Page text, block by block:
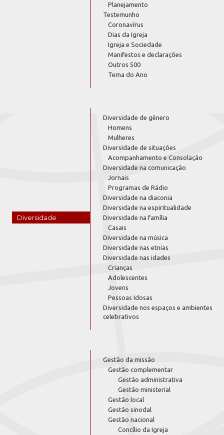
Planejamento
Testemunho
Coronavírus
Dias da Igreja
Igreja e Sociedade
Manifestos e declarações
Outros 500
Tema do Ano
Diversidade
Diversidade de gênero
Homens
Mulheres
Diversidade de situações
Acompanhamento e Consolação
Diversidade na comunicação
Jornais
Programas de Rádio
Diversidade na diaconia
Diversidade na espiritualidade
Diversidade na família
Casais
Diversidade na música
Diversidade nas etnias
Diversidade nas idades
Crianças
Adolescentes
Jovens
Pessoas Idosas
Diversidade nos espaços e ambientes
celebrativos
Gestão da missão
Gestão complementar
Gestão administrativa
Gestão ministerial
Gestão local
Gestão sinodal
Gestão nacional
Concílio da Igreja